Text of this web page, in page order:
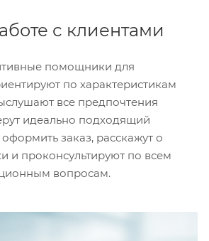
с клиентами
помощники для
по характеристикам
все предпочтения
идеально подходящий
заказ, расскажут о
и проконсультируют по всем
вопросам.